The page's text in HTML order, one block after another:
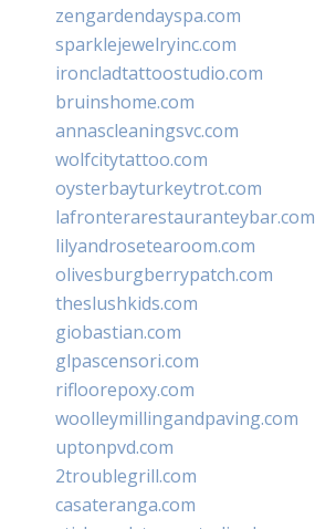
zengardendayspa.com
sparklejewelryinc.com
ironcladtattoostudio.com
bruinshome.com
annascleaningsvc.com
wolfcitytattoo.com
oysterbayturkeytrot.com
lafronterarestauranteybar.com
lilyandrosetearoom.com
olivesburgberrypatch.com
theslushkids.com
giobastian.com
glpascensori.com
rifloorepoxy.com
woolleymillingandpaving.com
uptonpvd.com
2troublegrill.com
casateranga.com